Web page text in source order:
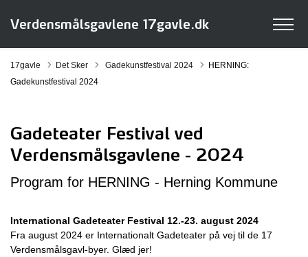
Verdensmålsgavlene 17gavle.dk
17gavle Det Sker Tilbage til
Gadekunstfestival 2024
HERNING:
Gadekunstfestival 2024
Gadeteater Festival ved
Verdensmålsgavlene - 2024
Program for HERNING - Herning Kommune
International Gadeteater Festival 12.-23. august 2024
Fra august 2024 er Internationalt Gadeteater på vej til de 17
Verdensmålsgavl-byer. Glæd jer!